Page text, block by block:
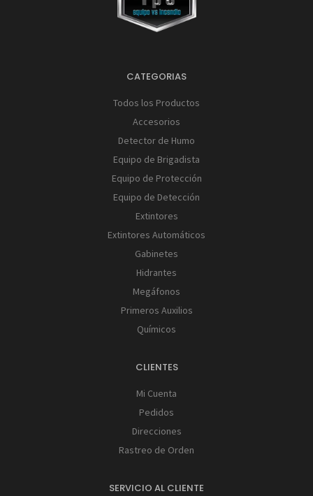
CATEGORIAS
Todos los Productos
Accesorios
Detector de Humo
Equipo de Brigadista
Equipo de Protección
Equipo de Detección
Extintores
Extintores Automáticos
Gabinetes
Hidrantes
Megáfonos
Primeros Auxilios
Químicos
CLIENTES
Mi Cuenta
Pedidos
Direcciones
Rastreo de Orden
SERVICIO AL CLIENTE